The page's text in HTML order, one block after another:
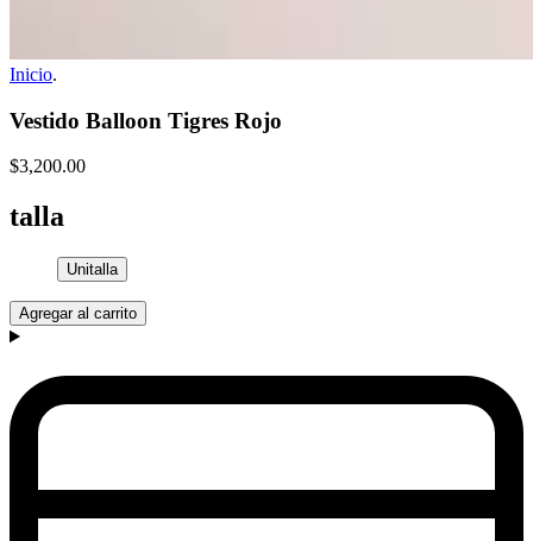
Inicio.
Vestido Balloon Tigres Rojo
$3,200.00
talla
Unitalla
Agregar al carrito